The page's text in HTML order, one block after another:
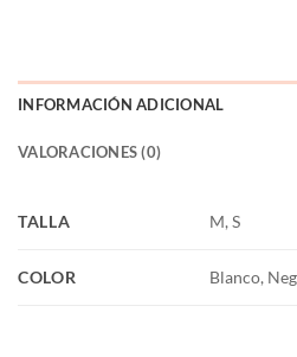
INFORMACIÓN ADICIONAL
VALORACIONES (0)
TALLA M, S
COLOR Blanco,